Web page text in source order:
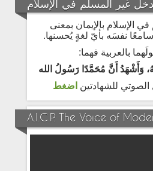
غير المسلم في الإسلام
الإسلام بالإيمان بمعنى
سامعًا نفسَه بأيّ لغةٍ يُحسنها.
بالعربية فهما:
وَأَشْهَدُ أَنَّ مُحَمَّدًا رَسُولُ الله
للشهادتين اضغط
A.I.C.P. The Voice of